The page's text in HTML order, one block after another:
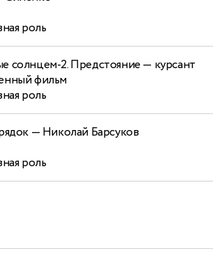
роль
солнцем-2. Предстояние— курсант
фильм
роль
— Николай Барсуков
роль